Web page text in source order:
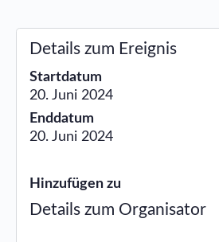
Details zum Ereignis
Startdatum
20. Juni 2024
Enddatum
20. Juni 2024
Hinzufügen zu
Details zum Organisator